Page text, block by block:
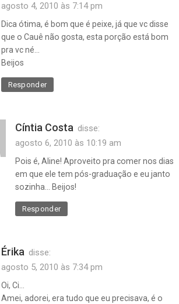
agosto 4, 2010 às 7:14 pm
Dica ótima, é bom que é peixe, já que vc disse
que o Cauê não gosta, esta porção está bom
pra vc né…
Beijos
Responder
Cíntia Costa disse:
agosto 6, 2010 às 10:19 am
Pois é, Aline! Aproveito pra comer nos dias
em que ele tem pós-graduação e eu janto
sozinha… Beijos!
Responder
Érika disse:
agosto 5, 2010 às 7:34 pm
Oi, Ci…
Amei, adorei, era tudo que eu precisava, é o